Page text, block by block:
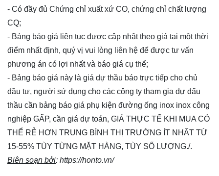
- Có đầy đủ Chứng chỉ xuất xứ CO, chứng chỉ chất lượng
CQ;
- Bảng báo giá liên tục được cập nhật theo giá tại một thời
điểm nhất định, quý vị vui lòng liên hệ để được tư vấn
phương án có lợi nhất và báo giá cụ thể;
- Bảng báo giá này là giá dự thầu báo trực tiếp cho chủ
đầu tư, người sử dụng cho các công ty tham gia dự đấu
thầu cần bảng báo giá phụ kiện đường ống inox inox công
nghiệp GẤP, cần giá dự toán, GIÁ THỰC TẾ KHI MUA CÓ
THỂ RẺ HƠN TRUNG BÌNH THỊ TRƯỜNG ÍT NHẤT TỪ
15-55% TÙY TỪNG MẶT HÀNG, TÙY SỐ LƯỢNG./.
Biên soạn bởi: https://honto.vn/